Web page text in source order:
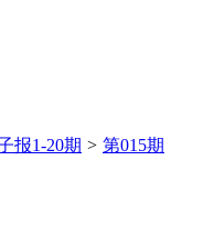
报1-20期 > 第015期